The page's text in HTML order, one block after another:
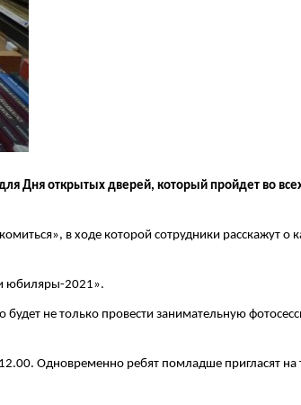
Дня открытых дверей, который пройдет во
в ходе которой сотрудники расскажут о
юбиляры-2021».
не только провести занимательную
Одновременно ребят помладше пригласят на